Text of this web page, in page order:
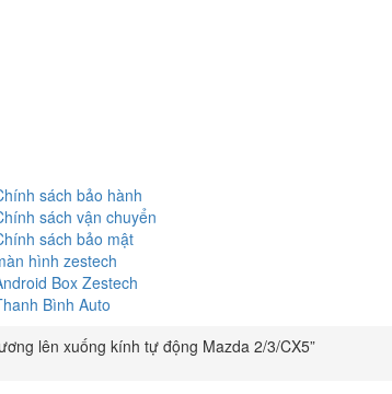
sách bảo hành
sách vận chuyển
sách bảo mật
hình zestech
Box Zestech
Bình Auto
lên xuống kính tự động Mazda 2/3/CX5”